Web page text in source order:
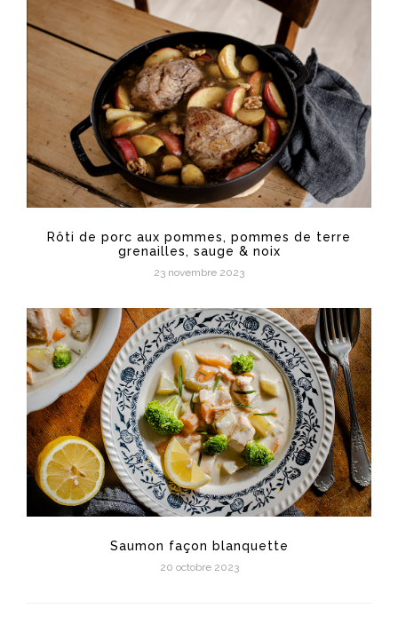
Rôti de porc aux pommes, pommes de terre
grenailles, sauge & noix
23 novembre 2023
Saumon façon blanquette
20 octobre 2023